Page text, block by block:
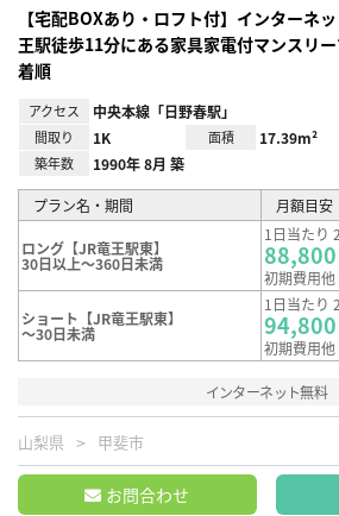
【宅配BOXあり・ロフト付】インターネ
王駅徒歩11分にある家具家電付マンスリ
着順
アクセス 中央本線「日野春駅」
間取り 1K 面積 17.39m²
築年数 1990年 8月 築
プラン名・期間 月額目安
ロング【JR竜王駅東】
30日以上～360日未満
1日当たり
88,800
初期費用
ショート【JR竜王駅東】
～30日未満
1日当たり
94,800
初期費用
インターネット無料
山梨県 甲斐市
お問合わせ